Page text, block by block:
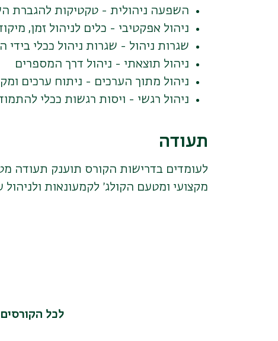
השפעה ניהולית - טקטיקות להגברת
ניהול אפקטיבי - כלים לניהול זמן,
שגרות ניהול - שגרות ניהול ככלי
ניהול תוצאתי - ניהול דרך המספרים
ניהול מתוך הערכים - ניתוח ערכים
ניהול רגשי - ויסות רגשות ככלי
תעודה
לעומדים בדרישות הקורס תוענק תעודה
מקצועי ומטעם הקולג׳ לקמעונאות ולניהול
לכל